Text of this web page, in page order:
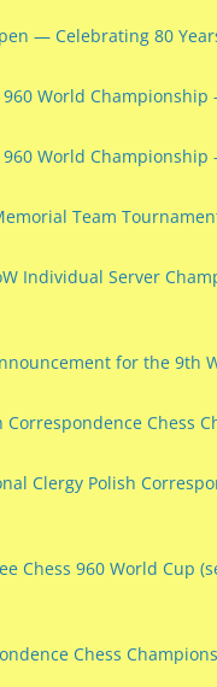
— Celebrating 80
960 World
960 World Championship
Team
Individual Server
for the 9th
Correspondence Chess
Clergy Polish
Chess 960 World Cup
Chess